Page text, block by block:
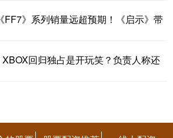
FF7》系列销量远超预期！《启示》带
回归独占是开玩笑？负责人称还